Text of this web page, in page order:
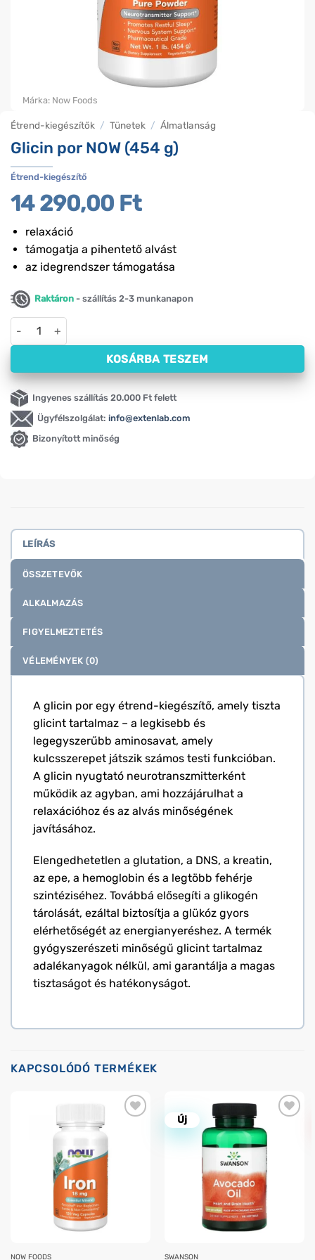
Étrend-kiegészítők / Tünetek / Álmatlanság
Glicin por NOW (454 g)
Étrend-kiegészítő
14 290,00 Ft
relaxáció
támogatja a pihentető alvást
az idegrendszer támogatása
Raktáron - szállítás 2-3 munkanapon
Glicin por NOW (454 g) mennyiség
KOSÁRBA TESZEM
Ingyenes szállítás 20.000 Ft felett
Ügyfélszolgálat: info@extenlab.com
Bizonyított minőség
Márka: Now Foods
LEÍRÁS
ÖSSZETEVŐK
ALKALMAZÁS
FIGYELMEZTETÉS
VÉLEMÉNYEK (0)
A glicin por egy étrend-kiegészítő, amely tiszta
glicint tartalmaz – a legkisebb és
legegyszerűbb aminosavat, amely
kulcsszerepet játszik számos testi funkcióban.
A glicin nyugtató neurotranszmitterként
működik az agyban, ami hozzájárulhat a
relaxációhoz és az alvás minőségének
javításához.
Elengedhetetlen a glutation, a DNS, a kreatin,
az epe, a hemoglobin és a legtöbb fehérje
szintéziséhez. Továbbá elősegíti a glikogén
tárolását, ezáltal biztosítja a glükóz gyors
elérhetőségét az energianyeréshez. A termék
gyógyszerészeti minőségű glicint tartalmaz
adalékanyagok nélkül, ami garantálja a magas
tisztaságot és hatékonyságot.
KAPCSOLÓDÓ TERMÉKEK
NOW FOODS
Új
SWANSON